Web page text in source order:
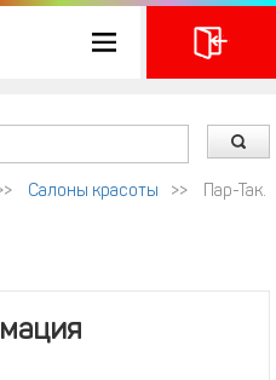
Салоны красоты >>
Пар-Так.